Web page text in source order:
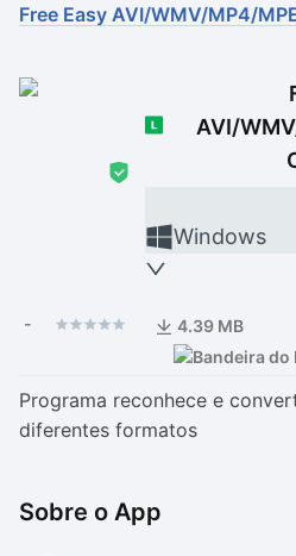
Free Easy AVI/WMV/MP4/
AVI/
Windows
- 4.39 MB
Programa reconhece e
diferentes formatos
Sobre o App